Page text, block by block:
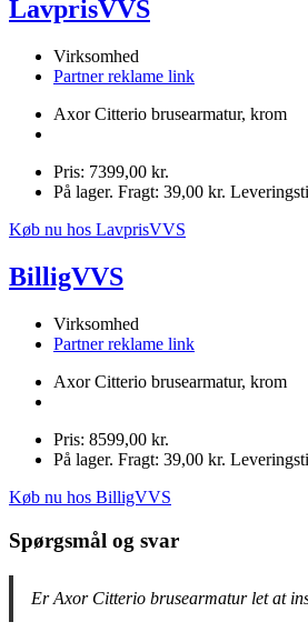
LavprisVVS
Virksomhed
Partner reklame link
Axor Citterio brusearmatur, krom
Pris: 7399,00 kr.
På lager. Fragt: 39,00 kr.
Køb nu hos LavprisVVS
BilligVVS
Virksomhed
Partner reklame link
Axor Citterio brusearmatur, krom
Pris: 8599,00 kr.
På lager. Fragt: 39,00 kr.
Køb nu hos BilligVVS
Spørgsmål og svar
Er Axor Citterio brusearmatur let at